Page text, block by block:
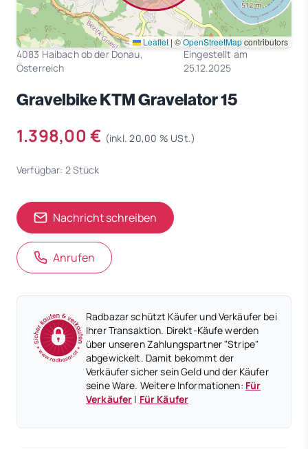
Leaflet | ©OpenStreetMapcontributors
4083 Haibach ob der Donau,
Österreich
Eingestellt am
25.12.2025
Gravelbike KTM Gravelator 15
1.398,00 € (inkl. 20,00 % USt.)
Verfügbar: 2 Stück
Nachricht schreiben
Anrufen
Radbazar schützt Käufer und Verkäufer bei
Ihrer Transaktion. Direkt-Käufe werden
über unseren Zahlungspartner "Stripe"
abgewickelt. Damit bekommt der
Verkäufer sicher sein Geld und der Käufer
seine Ware. Weitere Informationen: Für
Verkäufer | Für Käufer